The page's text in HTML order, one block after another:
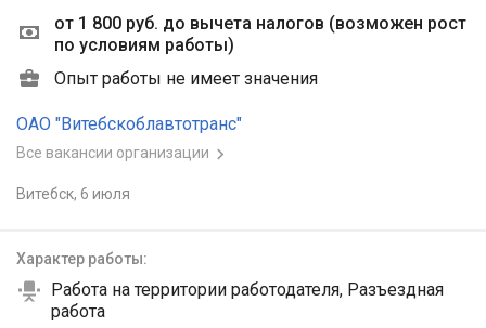
от 1 800 руб. до вычета налогов (возможен рост
по условиям работы)
Опыт работы не имеет значения
ОАО "Витебскоблавтотранс"
Все вакансии организации
Витебск, 6 июля
Характер работы:
Работа на территории работодателя, Разъездная
работа